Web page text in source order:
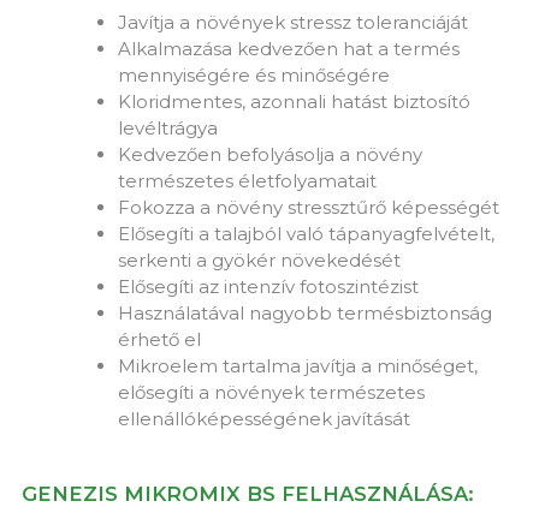
Javítja a növények stressz toleranciáját
Alkalmazása kedvezően hat a termés
mennyiségére és minőségére
Kloridmentes, azonnali hatást biztosító
levéltrágya
Kedvezően befolyásolja a növény
természetes életfolyamatait
Fokozza a növény stressztűrő képességét
Elősegíti a talajból való tápanyagfelvételt,
serkenti a gyökér növekedését
Elősegíti az intenzív fotoszintézist
Használatával nagyobb termésbiztonság
érhető el
Mikroelem tartalma javítja a minőséget,
elősegíti a növények természetes
ellenállóképességének javítását
GENEZIS MIKROMIX BS FELHASZNÁLÁSA: